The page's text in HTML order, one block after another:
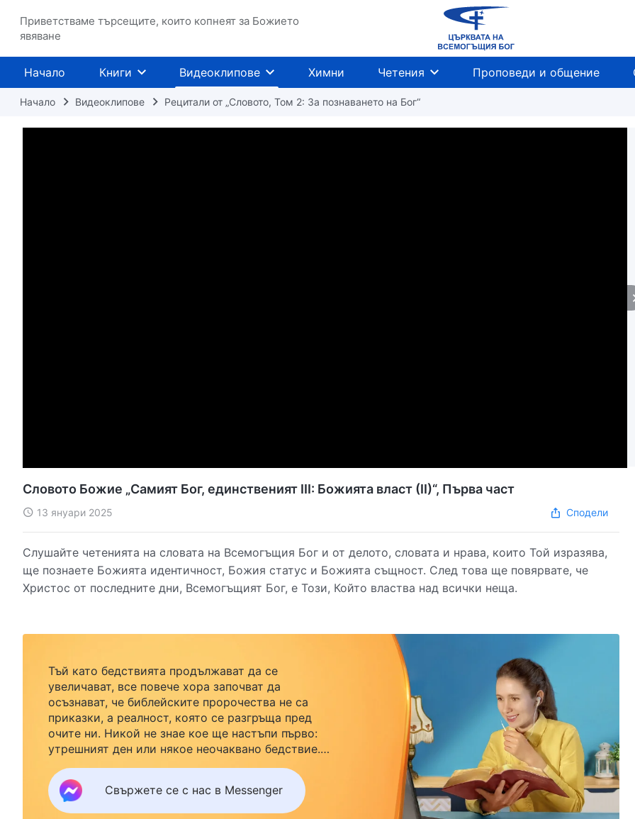
Приветстваме търсещите, които копнеят за Божието
явяване
Начало Книги Видеоклипове Химни Четения Проповеди и общение
Начало Видеоклипове Рецитали от „Словото, Том 2: За познаването на Бог“
Словото Божие „Самият Бог, единственият III: Божията власт (II)“, Първа част
13 януари 2025 Сподели
Слушайте четенията на словата на Всемогъщия Бог и от делото, словата и нрава, които Той изразява,
ще познаете Божията идентичност, Божия статус и Божията същност. След това ще повярвате, че
Христос от последните дни, Всемогъщият Бог, е Този, Който властва над всички неща.
Тъй като бедствията продължават да се
увеличават, все повече хора започват да
осъзнават, че библейските пророчества не са
приказки, а реалност, която се разгръща пред
очите ни. Никой не знае кое ще настъпи първо:
утрешният ден или някое неочаквано бедствие.
Господ със семейството си и да намерите
безопасност под Божията закрила, кликнете
върху Messenger, за да се присъедините към
Свържете се с нас в Messenger